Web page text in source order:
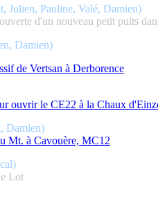
Julien, Pauline, Valé, Damien)
d'un nouveau petit puits
Damien)
de Vertsan à Derborence
ouvrir le CE22 à la Chaux
Damien)
Mt. à Cavouère, MC12
Lot